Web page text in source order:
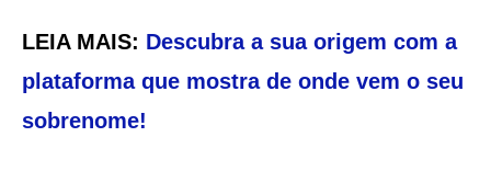
LEIA MAIS: Descubra a sua origem com a
plataforma que mostra de onde vem o seu
sobrenome!